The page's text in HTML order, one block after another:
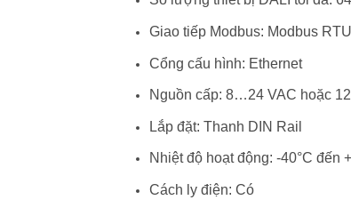
Giao tiếp Modbus: Modbus
Cổng cấu hình: Ethernet
Nguồn cấp: 8…24 VAC hoặc
Lắp đặt: Thanh DIN Rail
Nhiệt độ hoạt động: -40°C đến
Cách ly điện: Có